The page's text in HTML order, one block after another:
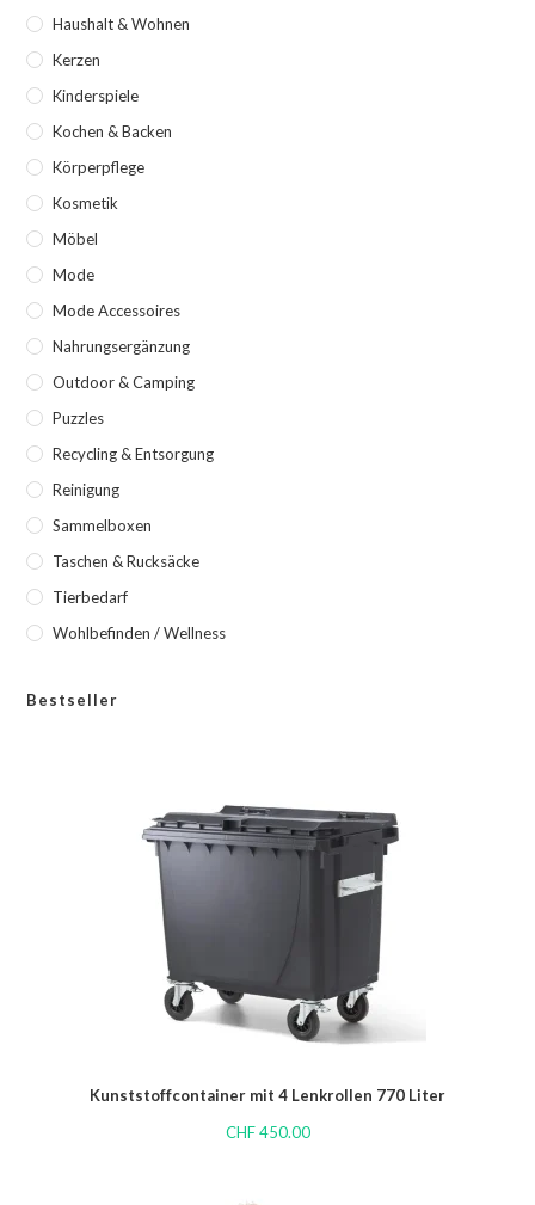
Haushalt & Wohnen
Kerzen
Kinderspiele
Kochen & Backen
Körperpflege
Kosmetik
Möbel
Mode
Mode Accessoires
Nahrungsergänzung
Outdoor & Camping
Puzzles
Recycling & Entsorgung
Reinigung
Sammelboxen
Taschen & Rucksäcke
Tierbedarf
Wohlbefinden / Wellness
Bestseller
Kunststoffcontainer mit 4 Lenkrollen 770 Liter
CHF450.00